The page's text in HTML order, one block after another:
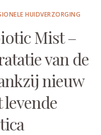
HUIDVERZORGING
Mist –
van de
nieuw